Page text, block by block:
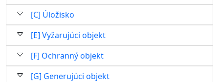
[C] Úložisko
[E] Vyžarujúci objekt
[F] Ochranný objekt
[G] Generujúci objekt